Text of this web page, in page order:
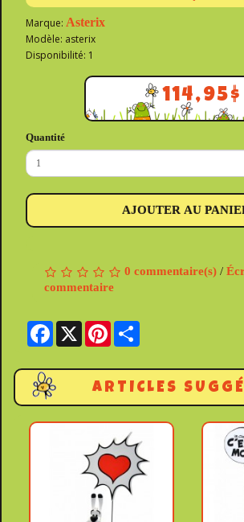
Marque: Asterix
Modèle: asterix
Disponibilité: 1
114,95$
Quantité
AJOUTER AU
0 commentaire(s) /
commentaire
Facebook
X Pinterest
ARTICLES